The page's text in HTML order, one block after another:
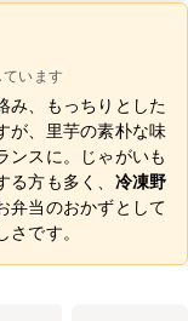
います
み、もっちりとした
が、里芋の素朴な味
ンスに。じゃがいも
方も多く、 冷凍野
弁当のおかずとして
です。